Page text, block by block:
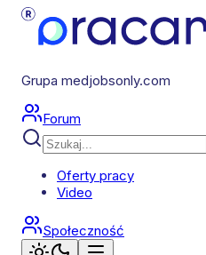
Grupa medjobsonly.com
Forum
Oferty pracy
Video
Społeczność